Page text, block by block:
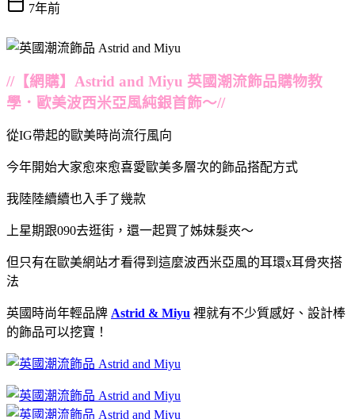
7年前
//【網購】Astrid and Miyu 英國潮流飾品購物教
學．歐美波西米亞風純銀首飾～//
從IG帶起的歐美時尚流行風向
今年開始大家愈來愈喜愛歐美多層次的飾品搭配方式
我陸陸續續也入手了幾款
上星期跟090去逛街，還一起買了姊妹髮夾～
但只有在歐美網站才看得到這麼波西米亞風的耳環x耳骨夾搭
法
英國時尚年輕品牌 Astrid & Miyu 裡就有不少質感好、設計棒
的飾品可以挖寶！